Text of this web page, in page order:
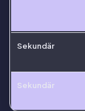
Sekundär
Sekundär